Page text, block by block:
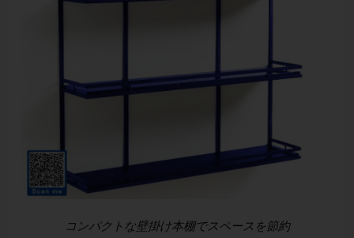
コンパクトな壁掛け本棚でスペースを節約